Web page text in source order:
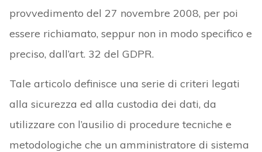
provvedimento del 27 novembre 2008, per poi
essere richiamato, seppur non in modo specifico e
preciso, dall’art. 32 del GDPR.
Tale articolo definisce una serie di criteri legati
alla sicurezza ed alla custodia dei dati, da
utilizzare con l’ausilio di procedure tecniche e
metodologiche che un amministratore di sistema